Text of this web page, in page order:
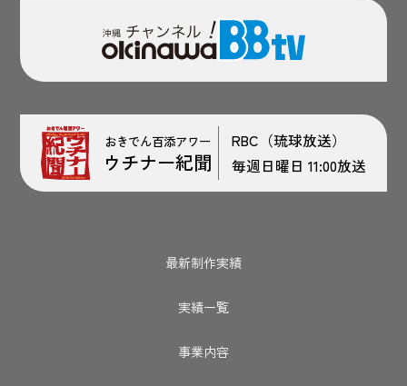
おきでん百添アワー
ウチナー紀聞
RBC（琉球放送）
毎週日曜日 11:00放送
最新制作実績
実績一覧
事業内容